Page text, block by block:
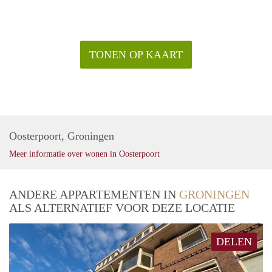
TONEN OP KAART
Oosterpoort, Groningen
Meer informatie over wonen in Oosterpoort
ANDERE APPARTEMENTEN IN GRONINGEN
ALS ALTERNATIEF VOOR DEZE LOCATIE
DELEN